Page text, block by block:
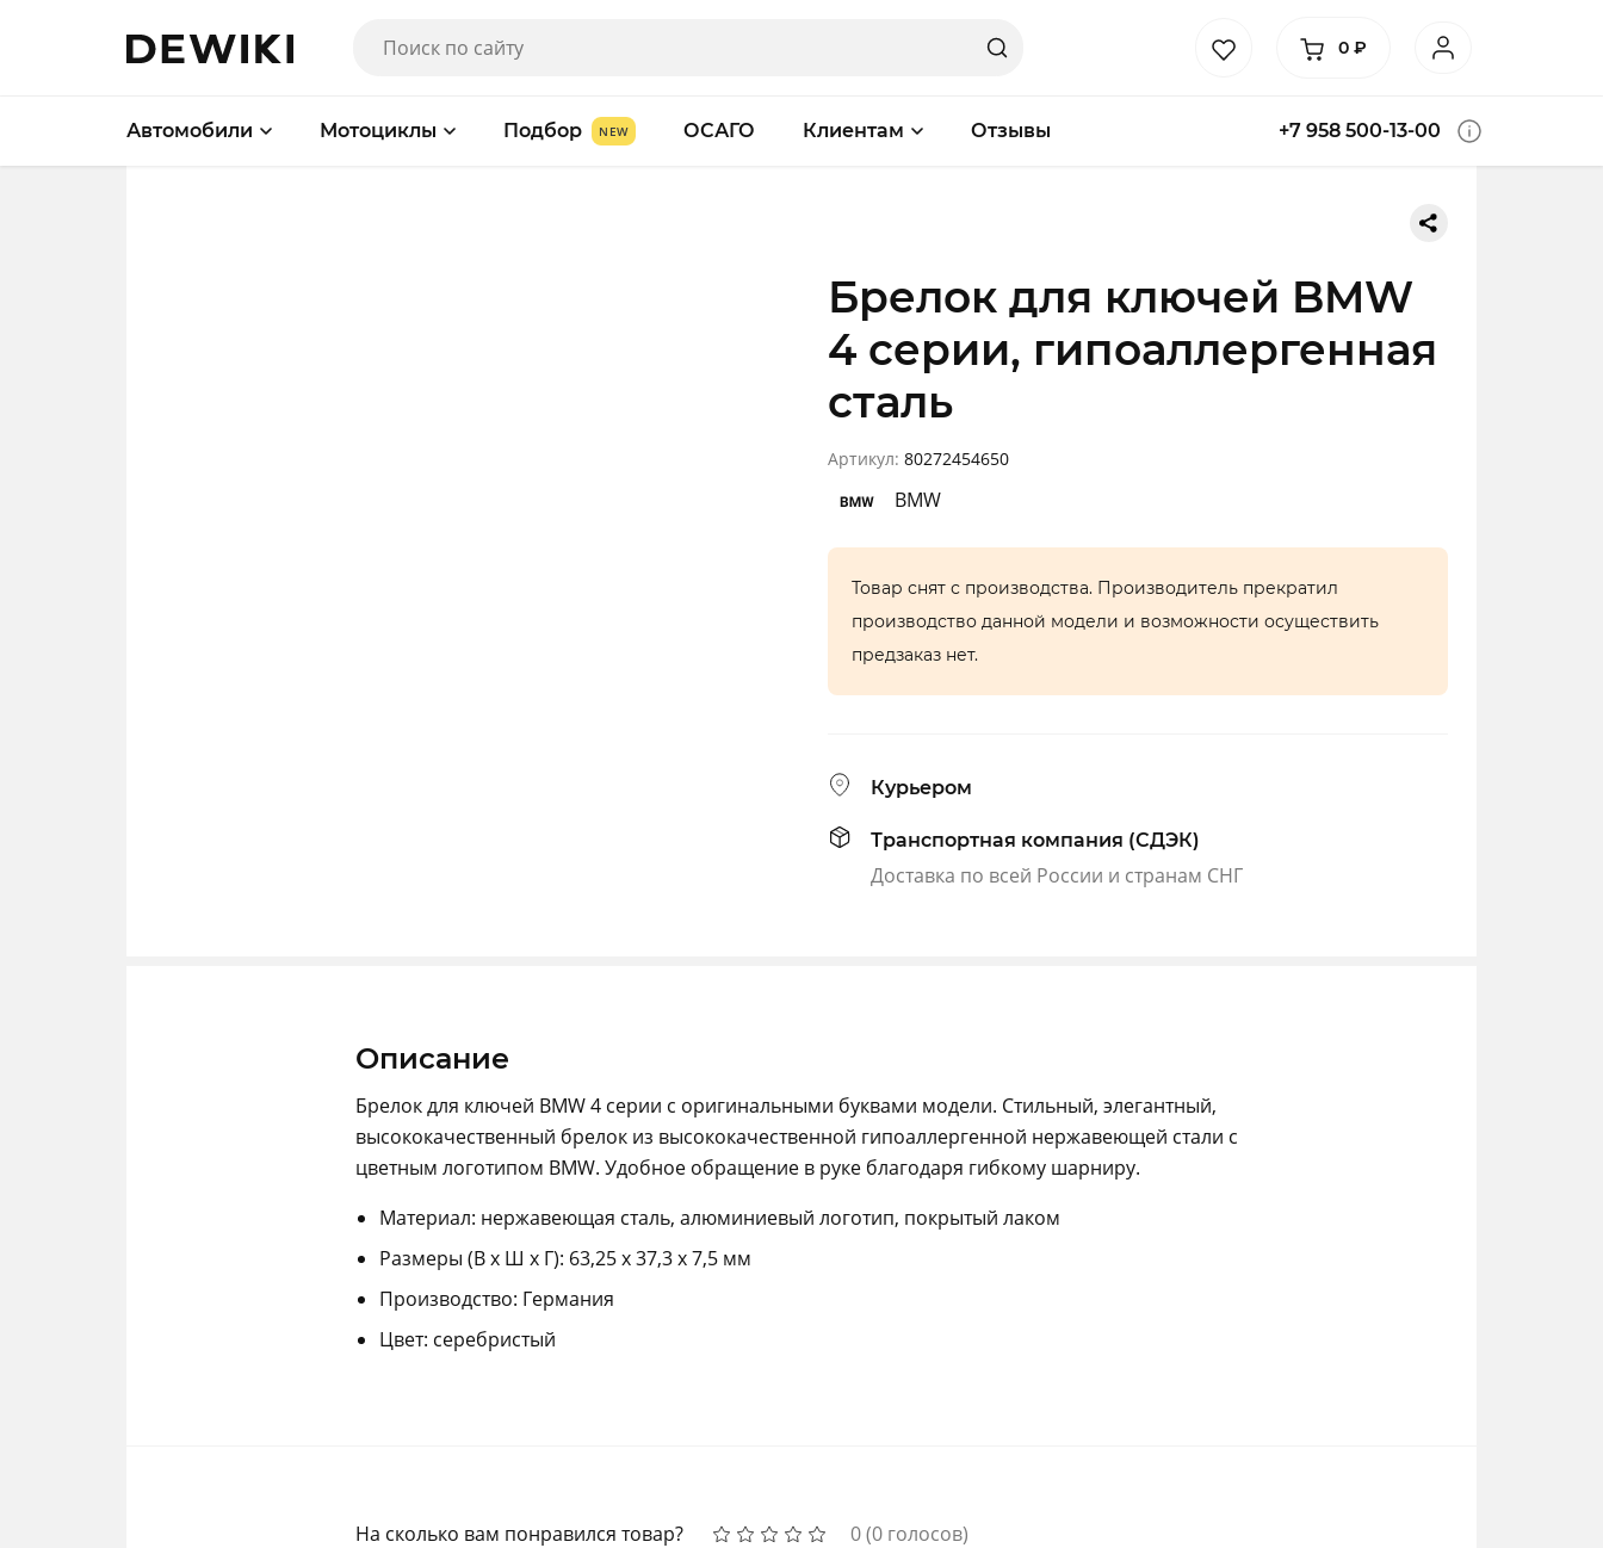
0 ₽
Автомобили Мотоциклы Подбор ОСАГО Клиентам Отзывы +7 958 500-13-00
Брелок для ключей BMW
4 серии, гипоаллергенная
сталь
Артикул: 80272454650
BMW
Товар снят с производства. Производитель прекратил
производство данной модели и возможности осуществить
предзаказ нет.
Курьером
Транспортная компания (СДЭК)
Доставка по всей России и странам СНГ
Описание
Брелок для ключей BMW 4 серии с оригинальными буквами модели. Стильный, элегантный,
высококачественный брелок из высококачественной гипоаллергенной нержавеющей стали с
цветным логотипом BMW. Удобное обращение в руке благодаря гибкому шарниру.
Материал: нержавеющая сталь, алюминиевый логотип, покрытый лаком
Размеры (В х Ш х Г): 63,25 х 37,3 х 7,5 мм
Производство: Германия
Цвет: серебристый
На сколько вам понравился товар? 0(0 голосов)